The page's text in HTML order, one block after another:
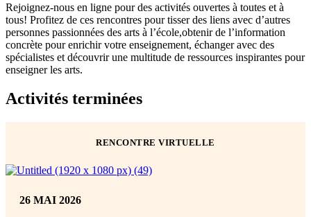
Rejoignez-nous en ligne pour des activités ouvertes à toutes et à
tous! Profitez de ces rencontres pour tisser des liens avec d’autres
personnes passionnées des arts à l’école,obtenir de l’information
concrète pour enrichir votre enseignement, échanger avec des
spécialistes et découvrir une multitude de ressources inspirantes pour
enseigner les arts.
Activités terminées
RENCONTRE VIRTUELLE
26 MAI 2026